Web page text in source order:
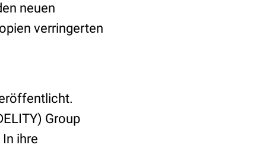
neuen
verringerten
Group
ihre